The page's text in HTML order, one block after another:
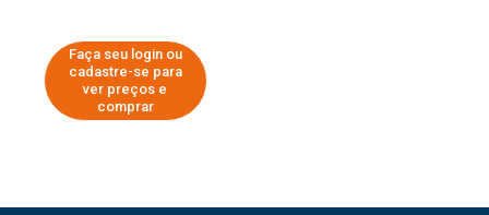
Faça seu login ou
cadastre-se para
ver preços e
comprar